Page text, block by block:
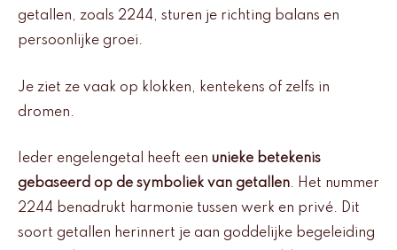
getallen, zoals 2244, sturen je richting balans en
persoonlijke groei.
Je ziet ze vaak op klokken, kentekens of zelfs in
dromen.
Ieder engelengetal heeft een unieke betekenis
gebaseerd op de symboliek van getallen. Het nummer
2244 benadrukt harmonie tussen werk en privé. Dit
soort getallen herinnert je aan goddelijke begeleiding